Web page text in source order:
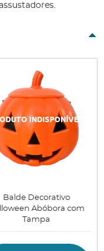
Balde Decorativo
Abóbora com
Tampa